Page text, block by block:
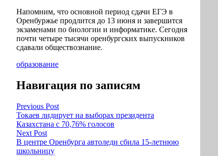
Напомним, что основной период сдачи ЕГЭ в
Оренбуржье продлится до 13 июня и завершится
экзаменами по биологии и информатике. Сегодня
почти четыре тысячи оренбургских выпускников
сдавали обществознание.
образование
Навигация по записям
Previous Post
Токаев лидирует на выборах президента
Казахстана с 70,76% голосов
Next Post
В центре Оренбурга автоледи сбила 15-летнюю
школьницу